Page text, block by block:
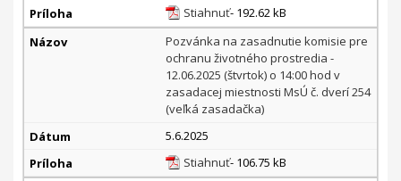
Stiahnuť- 192.62 kB
Pozvánka na zasadnutie komisie pre
ochranu životného prostredia -
12.06.2025 (štvrtok) o 14:00 hod v
zasadacej miestnosti MsÚ č. dverí 254
(veľká zasadačka)
5.6.2025
Stiahnuť- 106.75 kB